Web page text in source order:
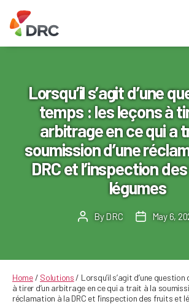
Resolution
Corporation
Lorsqu’il s’agit d’une
temps : les leçons à
arbitrage en ce qui a
soumission d’une
DRC et l’inspection
légumes
PostBy DRC
PostMay 6,
Home/ Solutions / Lorsqu’il s’agit d’une
à tirer d’un arbitrage en ce qui a trait à la
réclamation à la DRC et l’inspection des fruits et